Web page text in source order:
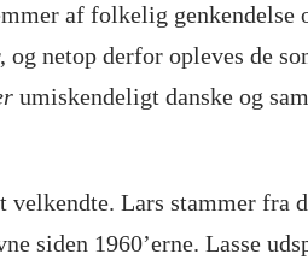
af folkelig
netop derfor opleves de
umiskendeligt danske og
velkendte. Lars stammer fra
siden 1960’erne. Lasse